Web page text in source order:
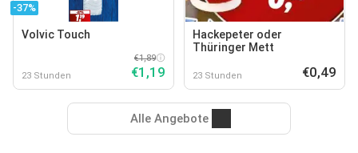
-37%
Volvic Touch
23 Stunden
€1,89
€1,19
Hackepeter oder
Thüringer Mett
23 Stunden €0,49
Alle Angebote